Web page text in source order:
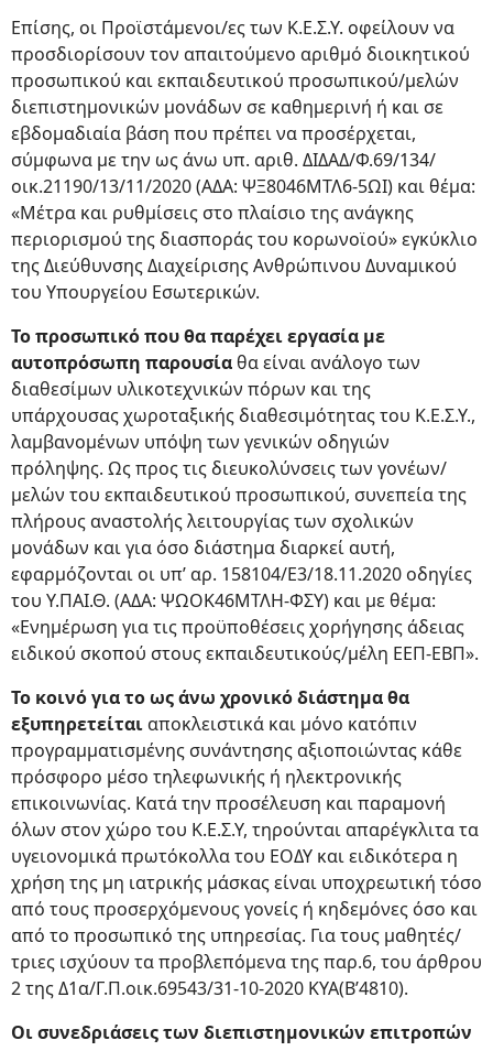
Επίσης, οι Προϊστάμενοι/ες των Κ.Ε.Σ.Υ. οφείλουν να
προσδιορίσουν τον απαιτούμενο αριθμό διοικητικού
προσωπικού και εκπαιδευτικού προσωπικού/μελών
διεπιστημονικών μονάδων σε καθημερινή ή και σε
εβδομαδιαία βάση που πρέπει να προσέρχεται,
σύμφωνα με την ως άνω υπ. αριθ. ΔΙΔΑΔ/Φ.69/134/
οικ.21190/13/11/2020 (ΑΔΑ: ΨΞ8046ΜΤΛ6-5ΩΙ) και θέμα:
«Μέτρα και ρυθμίσεις στο πλαίσιο της ανάγκης
περιορισμού της διασποράς του κορωνοϊού» εγκύκλιο
της Διεύθυνσης Διαχείρισης Ανθρώπινου Δυναμικού
του Υπουργείου Εσωτερικών.
Το προσωπικό που θα παρέχει εργασία με
αυτοπρόσωπη παρουσίαθα είναι ανάλογο των
διαθεσίμων υλικοτεχνικών πόρων και της
υπάρχουσας χωροταξικής διαθεσιμότητας του Κ.Ε.Σ.Υ.,
λαμβανομένων υπόψη των γενικών οδηγιών
πρόληψης. Ως προς τις διευκολύνσεις των γονέων/
μελών του εκπαιδευτικού προσωπικού, συνεπεία της
πλήρους αναστολής λειτουργίας των σχολικών
μονάδων και για όσο διάστημα διαρκεί αυτή,
εφαρμόζονται οι υπ’ αρ. 158104/Ε3/18.11.2020 οδηγίες
του Υ.ΠΑΙ.Θ. (ΑΔΑ: ΨΩΟΚ46ΜΤΛΗ-ΦΣΥ) και με θέμα:
«Ενημέρωση για τις προϋποθέσεις χορήγησης άδειας
ειδικού σκοπού στους εκπαιδευτικούς/μέλη ΕΕΠ-ΕΒΠ».
Το κοινό για το ως άνω χρονικό διάστημα θα
εξυπηρετείταιαποκλειστικά και μόνο κατόπιν
προγραμματισμένης συνάντησης αξιοποιώντας κάθε
πρόσφορο μέσο τηλεφωνικής ή ηλεκτρονικής
επικοινωνίας. Κατά την προσέλευση και παραμονή
όλων στον χώρο του Κ.Ε.Σ.Υ, τηρούνται απαρέγκλιτα τα
υγειονομικά πρωτόκολλα του ΕΟΔΥ και ειδικότερα η
χρήση της μη ιατρικής μάσκας είναι υποχρεωτική τόσο
από τους προσερχόμενους γονείς ή κηδεμόνες όσο και
από το προσωπικό της υπηρεσίας. Για τους μαθητές/
τριες ισχύουν τα προβλεπόμενα της παρ.6, του άρθρου
2 της Δ1α/Γ.Π.οικ.69543/31-10-2020 ΚΥΑ(Β’4810).
Οι συνεδριάσεις των διεπιστημονικών επιτροπών